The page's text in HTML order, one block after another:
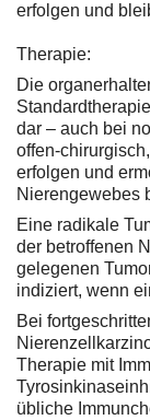
erfolgen und
Therapie:
Die
dar – auch bei
offen-
erfolgen und
Nierengewebes
Eine radikale
der betroffenen
gelegenen
indiziert, wenn
Bei
Therapie mit
übliche